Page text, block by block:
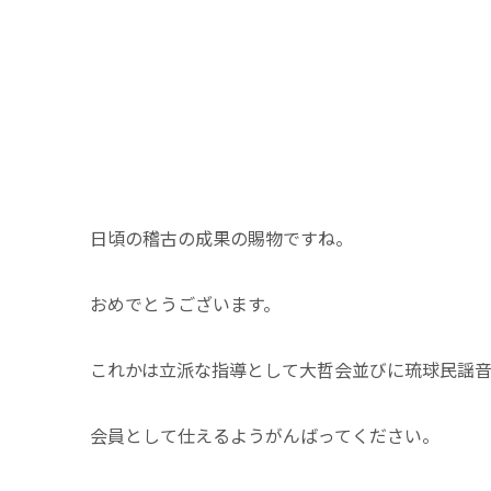
日頃の稽古の成果の賜物ですね。
おめでとうございます。
これかは立派な指導として大哲会並びに琉球民謡
会員として仕えるようがんばってください。